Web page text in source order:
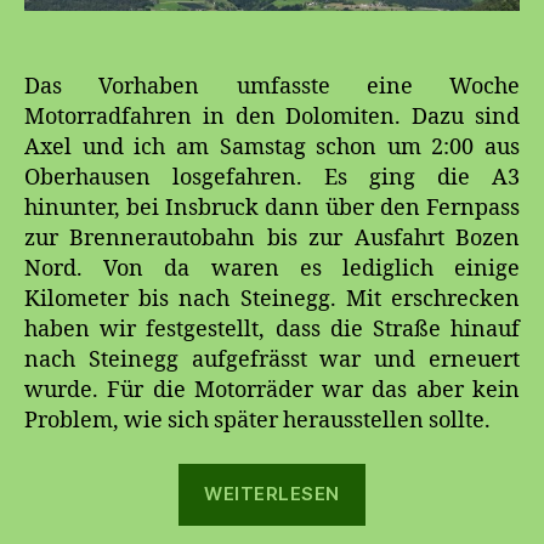
Das Vorhaben umfasste eine Woche
Motorradfahren in den Dolomiten. Dazu sind
Axel und ich am Samstag schon um 2:00 aus
Oberhausen losgefahren. Es ging die A3
hinunter, bei Insbruck dann über den Fernpass
zur Brennerautobahn bis zur Ausfahrt Bozen
Nord. Von da waren es lediglich einige
Kilometer bis nach Steinegg. Mit erschrecken
haben wir festgestellt, dass die Straße hinauf
nach Steinegg aufgefrässt war und erneuert
wurde. Für die Motorräder war das aber kein
Problem, wie sich später herausstellen sollte.
WEITERLESEN